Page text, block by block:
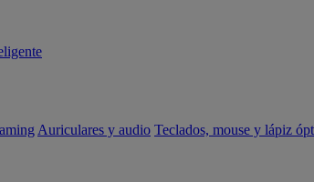
Auriculares y audio Teclados, mouse y lápiz